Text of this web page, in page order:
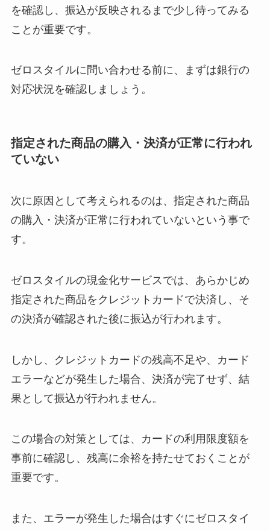
を確認し、振込が反映されるまで少し待ってみる
ことが重要です。
ゼロスタイルに問い合わせる前に、まずは銀行の
対応状況を確認しましょう。
指定された商品の購入・決済が正常に行われ
ていない
次に原因として考えられるのは、指定された商品
の購入・決済が正常に行われていないという事で
す。
ゼロスタイルの現金化サービスでは、あらかじめ
指定された商品をクレジットカードで決済し、そ
の決済が確認された後に振込が行われます。
しかし、クレジットカードの残高不足や、カード
エラーなどが発生した場合、決済が完了せず、結
果として振込が行われません。
この場合の対策としては、カードの利用限度額を
事前に確認し、残高に余裕を持たせておくことが
重要です。
また、エラーが発生した場合はすぐにゼロスタイ